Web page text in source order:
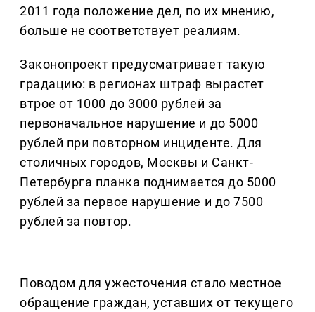
2011 года положение дел, по их мнению,
больше не соответствует реалиям.
Законопроект предусматривает такую ​​
градацию: в регионах штраф вырастет
втрое от 1000 до 3000 рублей за
первоначальное нарушение и до 5000
рублей при повторном инциденте. Для
столичных городов, Москвы и Санкт-
Петербурга планка поднимается до 5000
рублей за первое нарушение и до 7500
рублей за повтор.
Поводом для ужесточения стало местное
обращение граждан, уставших от текущего